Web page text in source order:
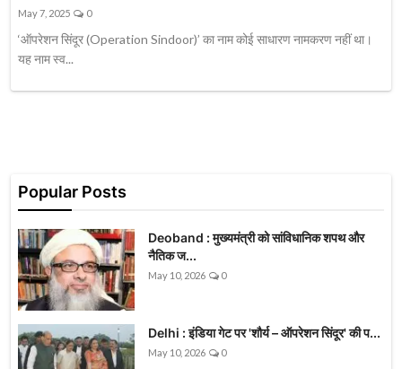
May 7, 2025 0
‘ऑपरेशन सिंदूर (Operation Sindoor)’ का नाम कोई साधारण नामकरण नहीं था।
यह नाम स्व...
Popular Posts
Deoband : मुख्यमंत्री को सांविधानिक शपथ और
नैतिक ज...
May 10, 2026 0
Delhi : इंडिया गेट पर 'शौर्य – ऑपरेशन सिंदूर' की प...
May 10, 2026 0